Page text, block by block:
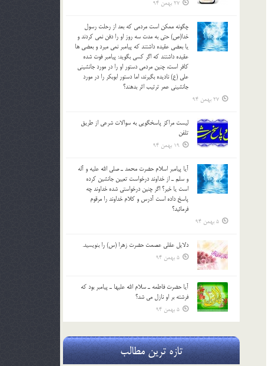
27 بهمن 94
چگونه ممكن است مردمي كه بعد از رحلت رسول
خدا(ص) حتی به مدت سه روز او را دفن نمي كردند و
یا بعضي عقيده داشتند كه پيامبر نمي ميرد و بعضي ها
عقيده داشتند كه اگر كسي بگويد: پيامبر فوت شده
كافر است، چنین مردمی دستور او را در مورد جانشيني
علي (ع) ناديده بگيرند، اما دستور ابوبكر را در مورد
جانشيني عمر ترتیب اثر بدهند؟
27 بهمن 94
لیست مراکز پاسخگویی به سوالات شرعی از طریق
تلفن
19 بهمن 94
آيا پيامبر اسلام حضرت محمد ـ صلي الله عليه و آله
و سلم ـ از خداوند درخواست تعيين جانشين کرده
است يا خير؟ اگر چنين درخواستي شده خداوند چه
پاسخ داده است آدرس و کلام خداوند را مرقوم
فرمائيد؟
5 بهمن 94
دلايل عقلي عصمت حضرت زهرا (س) را بنويسيد.
5 بهمن 94
آيا حضرت فاطمه ـ سلام الله عليها ـ پيامبر بود كه
فرشته بر او نازل مي شد؟
5 بهمن 94
تازه ترین مطالب